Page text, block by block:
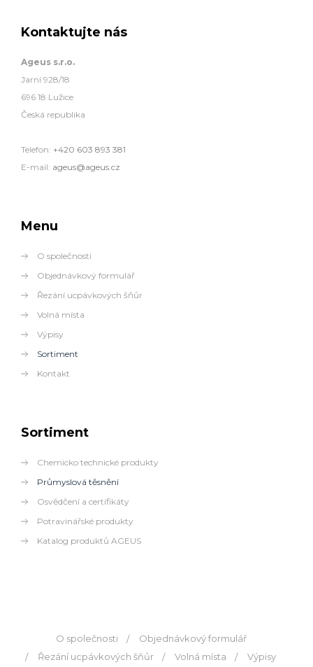
Kontaktujte nás
Ageus s.r.o.
Jarní 928/18
696 18 Lužice
Česká republika
Telefon: +420 603 893 381
E-mail: ageus@ageus.cz
Menu
O společnosti
Objednávkový formulář
Řezání ucpávkových šňůr
Volná místa
Výpisy
Sortiment
Kontakt
Sortiment
Chemicko technické produkty
Průmyslová těsnění
Osvědčení a certifikáty
Potravinářské produkty
Katalog produktů AGEUS
O společnosti
Objednávkový formulář
Řezání ucpávkových šňůr
Volná místa Výpisy